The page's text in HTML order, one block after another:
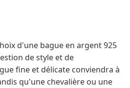
d'une bague en argent 925
de style et de
fine et délicate conviendra à
qu'une chevalière ou une